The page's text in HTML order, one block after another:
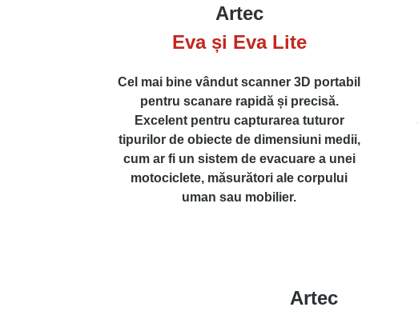
Artec
Eva și Eva Lite
Cel mai bine vândut scanner 3D portabil
pentru scanare rapidă și precisă.
Excelent pentru capturarea tuturor
tipurilor de obiecte de dimensiuni medii,
cum ar fi un sistem de evacuare a unei
motociclete, măsurători ale corpului
uman sau mobilier.
Artec